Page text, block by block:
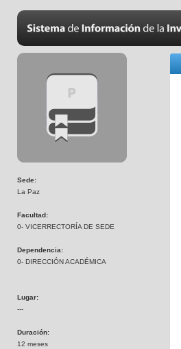
Sede:
La Paz
Facultad:
0- VICERRECTORÍA DE SEDE
Dependencia:
0- DIRECCIÓN ACADÉMICA
Lugar:
---
Duración:
12 meses